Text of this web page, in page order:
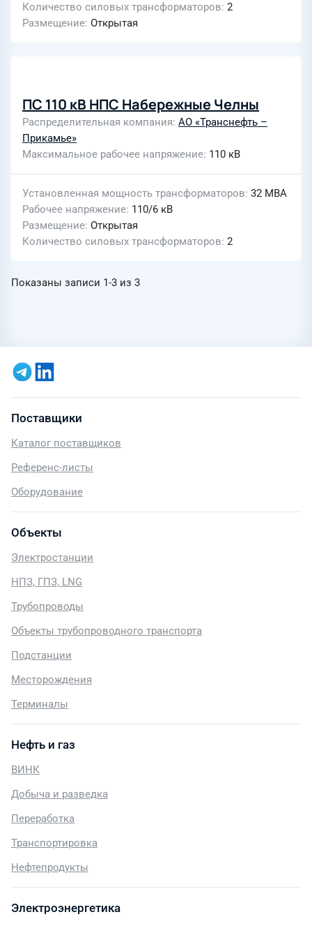
Количество силовых трансформаторов 2
Размещение Открытая
ПС 110 кВ НПС Набережные Челны
Распределительная компания АО «Транснефть –
Прикамье»
Максимальное рабочее напряжение 110 кВ
Установленная мощность трансформаторов 32 МВА
Рабочее напряжение 110/6 кВ
Размещение Открытая
Количество силовых трансформаторов 2
Показаны записи 1-3 из 3
Поставщики
Каталог поставщиков
Референс-листы
Оборудование
Объекты
Электростанции
НПЗ, ГПЗ, LNG
Трубопроводы
Объекты трубопроводного транспорта
Подстанции
Месторождения
Терминалы
Нефть и газ
ВИНК
Добыча и разведка
Переработка
Транспортировка
Нефтепродукты
Электроэнергетика